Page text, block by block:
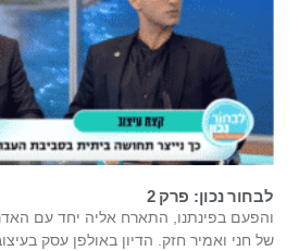
לבחור נכון: פרק 2
והפעם בפינתנו, התארח אליה יחד עם
של חני ואמיר חזק. הדיון באולפן עסק